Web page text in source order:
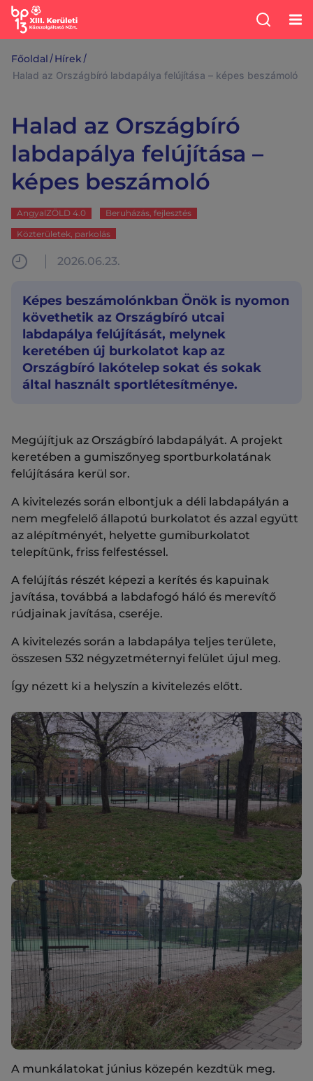
Főoldal /Hírek /
Halad az Országbíró labdapálya felújítása – képes beszámoló
Halad az Országbíró
labdapálya felújítása –
képes beszámoló
AngyalZÖLD 4.0
Beruházás, fejlesztés
Közterületek, parkolás
2026.06.23.
Képes beszámolónkban Önök is nyomon
követhetik az Országbíró utcai
labdapálya felújítását, melynek
keretében új burkolatot kap az
Országbíró lakótelep sokat és sokak
által használt sportlétesítménye.
Megújítjuk az Országbíró labdapályát. A projekt
keretében a gumiszőnyeg sportburkolatának
felújítására kerül sor.
A kivitelezés során elbontjuk a déli labdapályán a
nem megfelelő állapotú burkolatot és azzal együtt
az alépítményét, helyette gumiburkolatot
telepítünk, friss felfestéssel.
A felújítás részét képezi a kerítés és kapuinak
javítása, továbbá a labdafogó háló és merevítő
rúdjainak javítása, cseréje.
A kivitelezés során a labdapálya teljes területe,
összesen 532 négyzetméternyi felület újul meg.
Így nézett ki a helyszín a kivitelezés előtt.
A munkálatokat június közepén kezdtük meg.